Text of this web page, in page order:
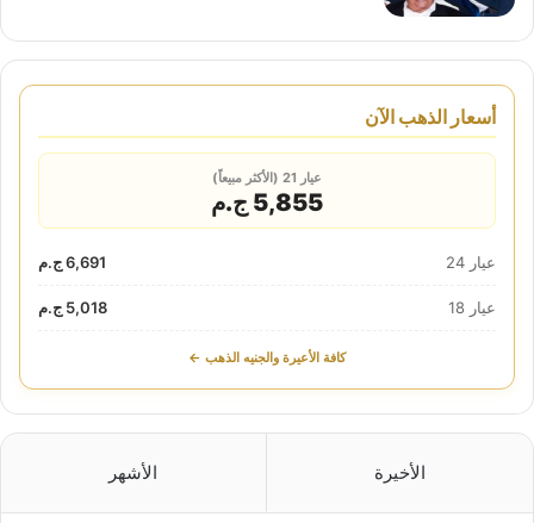
أسعار الذهب الآن
عيار 21 (الأكثر مبيعاً)
5,855 ج.م
عيار 24 6,691 ج.م
عيار 18 5,018 ج.م
كافة الأعيرة والجنيه الذهب ←
الأخيرة الأشهر